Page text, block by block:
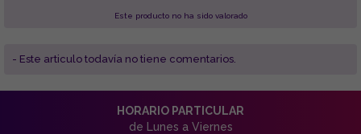
Este producto no ha sido valorado
- Este articulo todavía no tiene comentarios.
HORARIO PARTICULAR
de Lunes a Viernes